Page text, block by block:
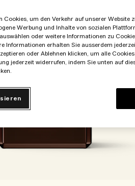
Cookies, um den Verkehr auf unserer Website
Werbung und Inhalte von sozialen
oder weitere Informationen zu
Informationen erhalten Sie ausserdem
oder Ablehnen klicken, um alle
jederzeit widerrufen, indem Sie unten auf